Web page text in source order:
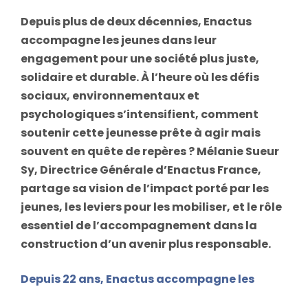
Depuis plus de deux décennies, Enactus
accompagne les jeunes dans leur
engagement pour une société plus juste,
solidaire et durable. À l’heure où les défis
sociaux, environnementaux et
psychologiques s’intensifient, comment
soutenir cette jeunesse prête à agir mais
souvent en quête de repères ? Mélanie Sueur
Sy, Directrice Générale d’Enactus France,
partage sa vision de l’impact porté par les
jeunes, les leviers pour les mobiliser, et le rôle
essentiel de l’accompagnement dans la
construction d’un avenir plus responsable.
Depuis 22 ans, Enactus accompagne les